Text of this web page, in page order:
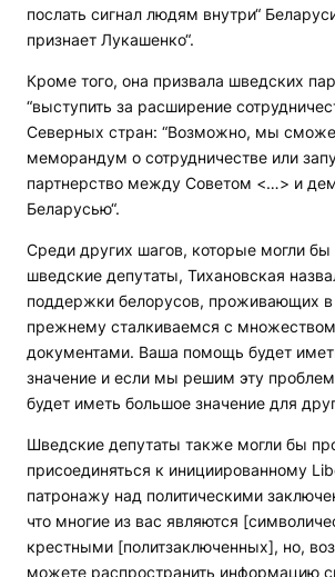
послать сигнал людям внутри“
признает Лукашенко“.
Кроме того, она призвала шведских
“выступить за расширение
Северных стран: “Возможно, мы
меморандум о сотрудничестве или
партнерство между Советом <…> и
Беларусью“.
Среди других шагов, которые могли бы
шведские депутаты, Тихановская
поддержки белорусов, проживающих
прежнему сталкиваемся с
документами. Ваша помощь будет
значение и если мы решим эту
будет иметь большое значение для
Шведские депутаты также могли бы
присоединяться к инициированному
патронажу над политическими
что многие из вас являются
крестными [политзаключенных], но,
можете распространить информацию